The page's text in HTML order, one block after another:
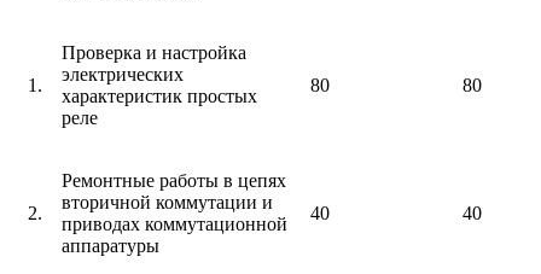
1.
Проверка и настройка
электрических
характеристик простых
реле
80 80
2.
Ремонтные работы в цепях
вторичной коммутации и
приводах коммутационной
аппаратуры
40 40